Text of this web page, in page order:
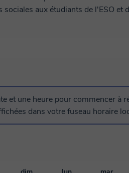
sociales aux étudiants de l'ESO et
EBAU, et pour les aider à
étudiants.
et une heure pour commencer à
dans votre fuseau horaire